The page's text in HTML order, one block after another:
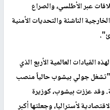
عبر الأطلسي، والصراع
الناشئة والتحديات الأمنية
القيادات العالمية الأربع الذي
"تشغل جولي بيشوب حالياً منصب
وقد عززت بيشوب، كوزيرة
لأستراليا، وجعلتها أكبر